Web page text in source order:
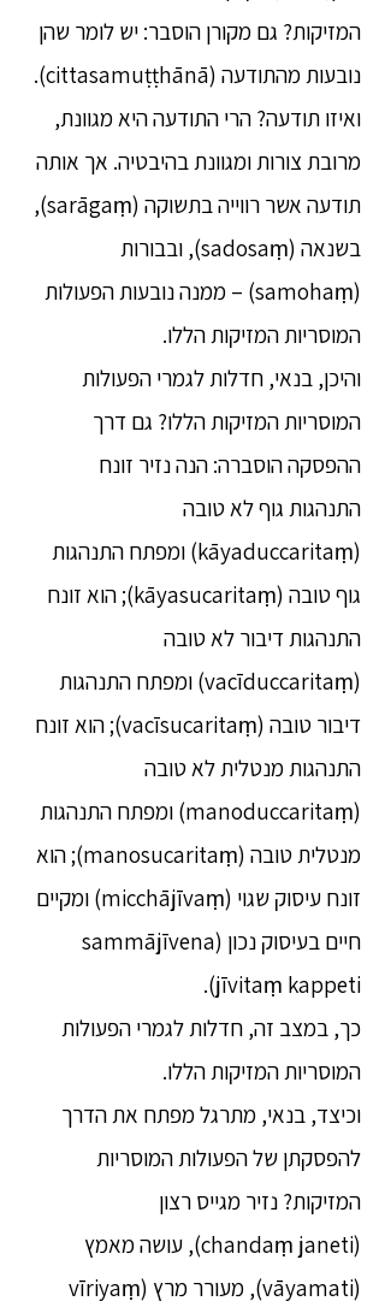
המזיקות? גם מקורן הוסבר: יש לומר שהן
נובעות מהתודעה (cittasamuṭṭhānā).
ואיזו תודעה? הרי התודעה היא מגוונת,
מרובת צורות ומגוונת בהיבטיה. אך אותה
תודעה אשר רווייה בתשוקה (sarāgaṃ),
בשנאה (sadosaṃ), ובבורות
(samohaṃ) – ממנה נובעות הפעולות
המוסריות המזיקות הללו.
והיכן, בנאי, חדלות לגמרי הפעולות
המוסריות המזיקות הללו? גם דרך
ההפסקה הוסברה: הנה נזיר זונח
התנהגות גוף לא טובה
(kāyaduccaritaṃ) ומפתח התנהגות
גוף טובה (kāyasucaritaṃ); הוא זונח
התנהגות דיבור לא טובה
(vacīduccaritaṃ) ומפתח התנהגות
דיבור טובה (vacīsucaritaṃ); הוא זונח
התנהגות מנטלית לא טובה
(manoduccaritaṃ) ומפתח התנהגות
מנטלית טובה (manosucaritaṃ); הוא
זונח עיסוק שגוי (micchājīvaṃ) ומקיים
חיים בעיסוק נכון (sammājīvena
jīvitaṃ kappeti).
כך, במצב זה, חדלות לגמרי הפעולות
המוסריות המזיקות הללו.
וכיצד, בנאי, מתרגל מפתח את הדרך
להפסקתן של הפעולות המוסריות
המזיקות? נזיר מגייס רצון
(chandaṃ janeti), עושה מאמץ
(vāyamati), מעורר מרץ (vīriyaṃ